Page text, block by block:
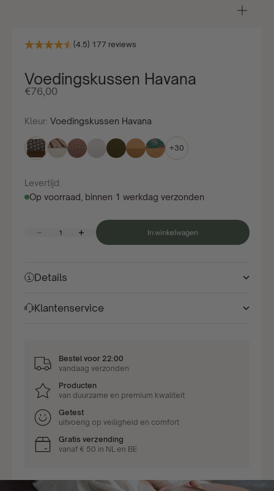
(4.5) 177 reviews
Voedingskussen Havana
Aanbiedingsprijs
€76,00
Kleur: Voedingskussen Havana
+30
Levertijd:
Op voorraad, binnen 1 werkdag verzonden
Aantal verlagenAantal verhogen In winkelwagen
Details
Klantenservice
Bestel voor 22:00
vandaag verzonden
Producten
van duurzame en premium kwaliteit
Getest
uitvoerig op veiligheid en comfort
Gratis verzending
vanaf € 50 in NL en BE